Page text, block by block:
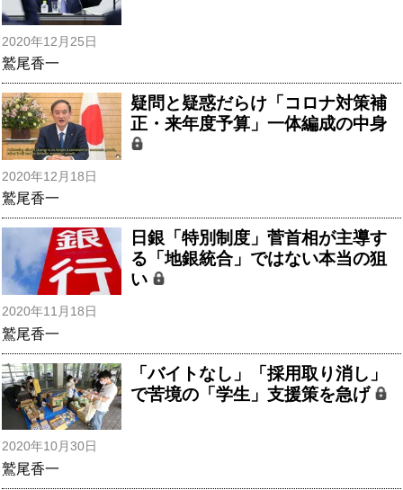
2020年12月25日
鷲尾香一
疑問と疑惑だらけ「コロナ対策補
正・来年度予算」一体編成の中身
2020年12月18日
鷲尾香一
日銀「特別制度」菅首相が主導す
る「地銀統合」ではない本当の狙
い
2020年11月18日
鷲尾香一
「バイトなし」「採用取り消し」
で苦境の「学生」支援策を急げ
2020年10月30日
鷲尾香一